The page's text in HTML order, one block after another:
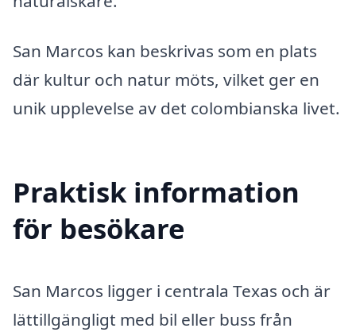
San Marcos kan beskrivas som en plats
där kultur och natur möts, vilket ger en
unik upplevelse av det colombianska livet.
Praktisk information
för besökare
San Marcos ligger i centrala Texas och är
lättillgängligt med bil eller buss från